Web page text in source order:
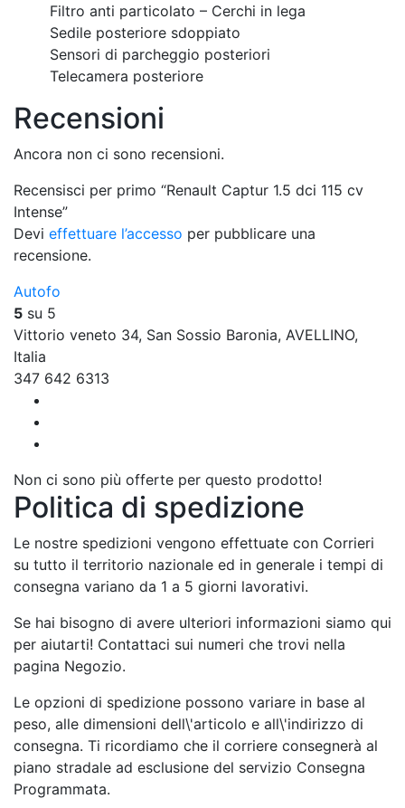
Filtro anti particolato – Cerchi in lega
Sedile posteriore sdoppiato
Sensori di parcheggio posteriori
Telecamera posteriore
Recensioni
Ancora non ci sono recensioni.
Recensisci per primo “Renault Captur 1.5 dci 115 cv
Intense”
Devi effettuare l’accesso per pubblicare una
recensione.
Autofo
5 su 5
Vittorio veneto 34, San Sossio Baronia, AVELLINO,
Italia
347 642 6313
Non ci sono più offerte per questo prodotto!
Politica di spedizione
Le nostre spedizioni vengono effettuate con Corrieri
su tutto il territorio nazionale ed in generale i tempi di
consegna variano da 1 a 5 giorni lavorativi.
Se hai bisogno di avere ulteriori informazioni siamo qui
per aiutarti! Contattaci sui numeri che trovi nella
pagina Negozio.
Le opzioni di spedizione possono variare in base al
peso, alle dimensioni dell\'articolo e all\'indirizzo di
consegna. Ti ricordiamo che il corriere consegnerà al
piano stradale ad esclusione del servizio Consegna
Programmata.